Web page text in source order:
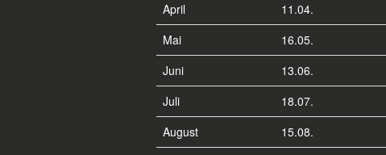
April
11.04.
Mai
16.05.
Juni
13.06.
Juli
18.07.
August
15.08.